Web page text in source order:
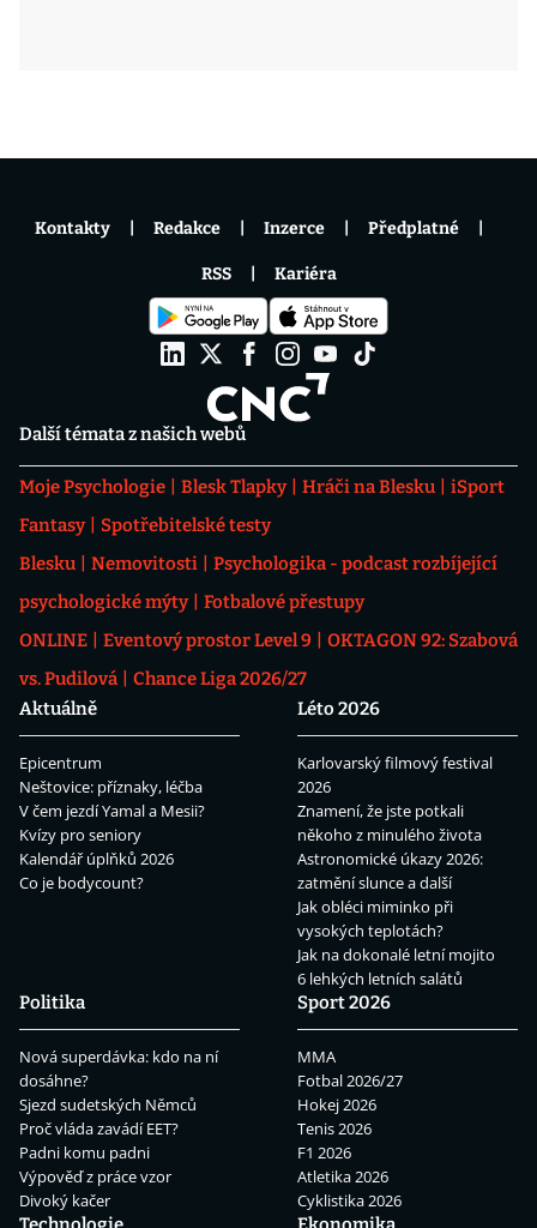
Další témata z našich webů
Moje Psychologie Blesk Tlapky Hráči na Blesku
iSport
Fantasy
Spotřebitelské testy
Blesku
Nemovitosti
Psychologika - podcast rozbíjející
psychologické mýty
Fotbalové přestupy
ONLINE
Eventový prostor Level 9
OKTAGON 92: Szabová
vs. Pudilová
Chance Liga 2026/27
Aktuálně
Epicentrum
Neštovice: příznaky, léčba
V čem jezdí Yamal a Mesii?
Kvízy pro seniory
Kalendář úplňků 2026
Co je bodycount?
Léto 2026
Karlovarský filmový festival
2026
Znamení, že jste potkali
někoho z minulého života
Astronomické úkazy 2026:
zatmění slunce a další
Jak obléci miminko při
vysokých teplotách?
Jak na dokonalé letní mojito
6 lehkých letních salátů
Politika
Nová superdávka: kdo na ní
dosáhne?
Sjezd sudetských Němců
Proč vláda zavádí EET?
Padni komu padni
Výpověď z práce vzor
Divoký kačer
Sport 2026
MMA
Fotbal 2026/27
Hokej 2026
Tenis 2026
F1 2026
Atletika 2026
Cyklistika 2026
Kontakty Redakce Inzerce Předplatné
RSS Kariéra